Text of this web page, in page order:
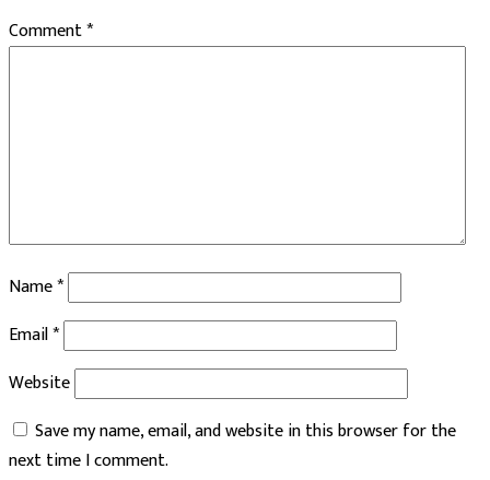
Comment*
Name*
Email*
Website
Save my name, email, and website in this browser for the
next time I comment.